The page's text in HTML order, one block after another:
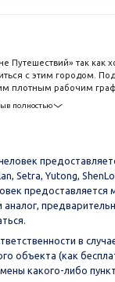
Путешествий» так как
с этим городом.
плотным рабочим
полностью
Setra, Yutong,
предоставляется
в
объекта (как
какого-либо